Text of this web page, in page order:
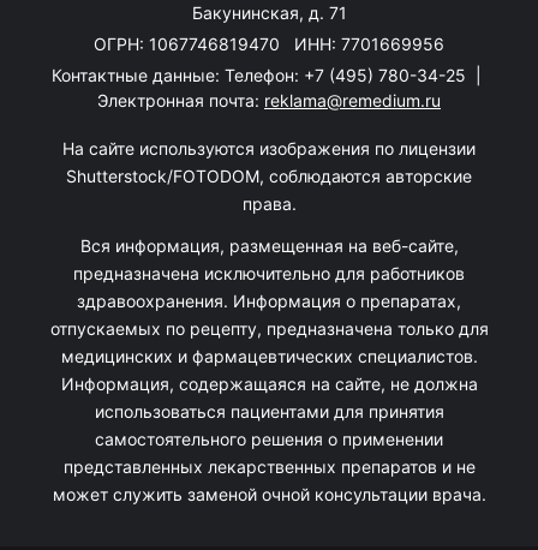
Бакунинская, д. 71
ОГРН: 1067746819470 ИНН: 7701669956
Контактные данные: Телефон: +7 (495) 780-34-25
Электронная почта: reklama@remedium.ru
На сайте используются изображения по лицензии
Shutterstock/FOTODOM, соблюдаются авторские
права.
Вся информация, размещенная на веб-сайте,
предназначена исключительно для работников
здравоохранения. Информация о препаратах,
отпускаемых по рецепту, предназначена только для
медицинских и фармацевтических специалистов.
Информация, содержащаяся на сайте, не должна
использоваться пациентами для принятия
самостоятельного решения о применении
представленных лекарственных препаратов и не
может служить заменой очной консультации врача.